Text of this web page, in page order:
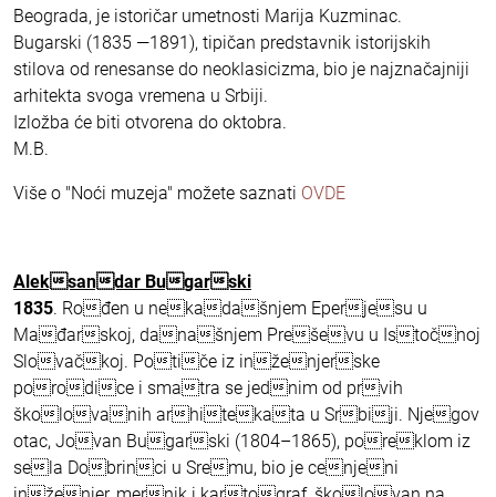
Beograda, je istoričar umetnosti Marija Kuzminac.
Bugarski (1835 —1891), tipičan predstavnik istorijskih
stilova od renesanse do neoklasicizma, bio je najznačajniji
arhitekta svoga vremena u Srbiji.
Izložba će biti otvorena do oktobra.
M.B.
Više o "Noći muzeja" možete saznati OVDE
Aleksandar Bugarski
1835. Rođen u nekadašnjem Eperjesu u
Mađarskoj, današnjem Preševu u Istočnoj
Slovačkoj. Potiče iz inženjerske
porodice i smatra se jednim od prvih
školovanih arhitekata u Srbiji. Njegov
otac, Jovan Bugarski (1804–1865), poreklom iz
sela Dobrinci u Sremu, bio je cenjeni